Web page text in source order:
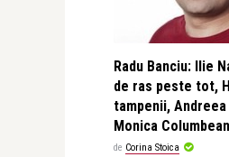
Radu Banciu: Ilie
de ras peste tot,
tampenii,
Monica
de Corina Stoica